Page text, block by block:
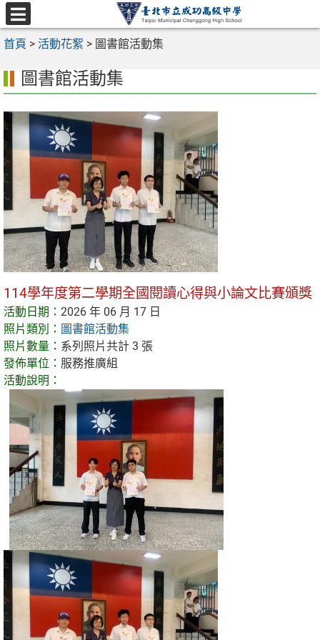
跳
至
主
容
區
選
單
首頁 > 活動花絮 > 圖書館活動集
圖書館活動集
114學年度第二學期全國閱讀心得與小論文比賽頒獎
活動日期： 2026 年 06 月 17 日
照片類別： 圖書館活動集
照片數量： 系列照片共計 3 張
發佈單位： 服務推廣組
活動說明：